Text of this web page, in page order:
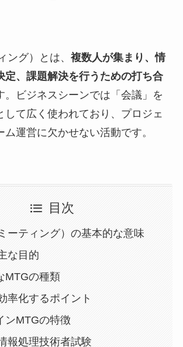
ング）とは、 複数人が集まり、情
定、課題解決を行うための打ち合
。ビジネスシーンでは「会議」を
して広く使われており、プロジェ
ム運営に欠かせない活動です。
目次
ーティング）の基本的な意味
な目的
MTGの種類
率化するポイント
ンMTGの特徴
報処理技術者試験